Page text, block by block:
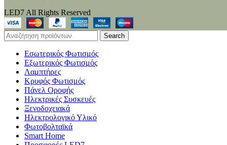
LED7 All Rights Reserved
Search
Εσωτερικός Φωτισμός
Εξωτερικός Φωτισμός
Λαμπτήρες
Κρυφός Φωτισμός
Πάνελ Οροφής
Ηλεκτρικές Συσκευές
Ξενοδοχειακά
Ηλεκτρολογικό Υλικό
Φωτοβολταϊκά
Smart Home